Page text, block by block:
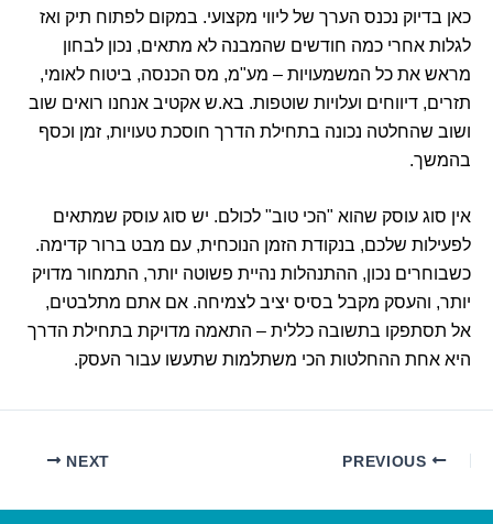
כאן בדיוק נכנס הערך של ליווי מקצועי. במקום לפתוח תיק ואז
לגלות אחרי כמה חודשים שהמבנה לא מתאים, נכון לבחון
מראש את כל המשמעויות – מע"מ, מס הכנסה, ביטוח לאומי,
תזרים, דיווחים ועלויות שוטפות. בא.ש אקטיב אנחנו רואים שוב
ושוב שהחלטה נכונה בתחילת הדרך חוסכת טעויות, זמן וכסף
בהמשך.
אין סוג עוסק שהוא "הכי טוב" לכולם. יש סוג עוסק שמתאים
לפעילות שלכם, בנקודת הזמן הנוכחית, עם מבט ברור קדימה.
כשבוחרים נכון, ההתנהלות נהיית פשוטה יותר, התמחור מדויק
יותר, והעסק מקבל בסיס יציב לצמיחה. אם אתם מתלבטים,
אל תסתפקו בתשובה כללית – התאמה מדויקת בתחילת הדרך
היא אחת ההחלטות הכי משתלמות שתעשו עבור העסק.
NEXT